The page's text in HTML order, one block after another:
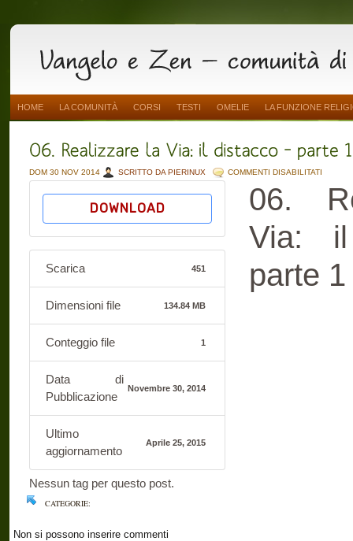
HOME LA COMUNITÀ CORSI TESTI OMELIE LA FUNZIONE
DOM 30 NOV 2014 SCRITTO DA PIERINUX COMMENTI DISABILITATI
DOWNLOAD
Scarica 451
Dimensioni file 134.84 MB
Conteggio file 1
Data di
Pubblicazione
Novembre 30, 2014
Ultimo
aggiornamento
Aprile 25, 2015
06.
Via:
parte 1
Nessun tag per questo post.
CATEGORIE:
Non si possono inserire commenti